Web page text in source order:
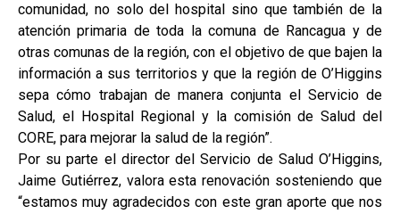
comunidad, no solo del hospital sino que también de la
atención primaria de toda la comuna de Rancagua y de
otras comunas de la región, con el objetivo de que bajen la
información a sus territorios y que la región de O’Higgins
sepa cómo trabajan de manera conjunta el Servicio de
Salud, el Hospital Regional y la comisión de Salud del
CORE, para mejorar la salud de la región”.
Por su parte el director del Servicio de Salud O’Higgins,
Jaime Gutiérrez, valora esta renovación sosteniendo que
“estamos muy agradecidos con este gran aporte que nos